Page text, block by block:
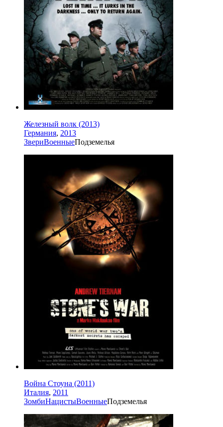
Железный волк (2013)
Германия, 2013
ЗвериВоенныеПодземелья
Война Стоуна (2011)
Италия, 2011
ЗомбиНацистыВоенныеПодземелья